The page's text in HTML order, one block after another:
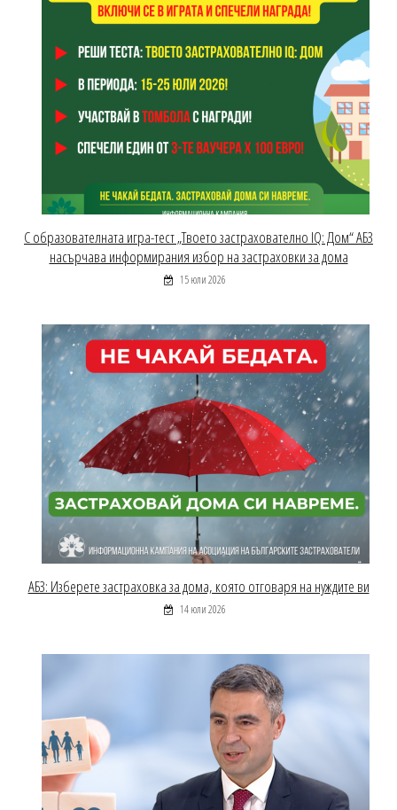
С образователната игра-тест „Твоето застрахователно IQ: Дом“ АБЗ
насърчава информирания избор на застраховки за дома
15 юли 2026
АБЗ: Изберете застраховка за дома, която отговаря на нуждите ви
14 юли 2026